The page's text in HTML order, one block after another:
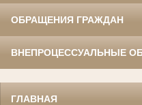
ОБРАЩЕНИЯ ГРАЖДАН
ВНЕПРОЦЕССУАЛЬНЫЕ
ГЛАВНАЯ